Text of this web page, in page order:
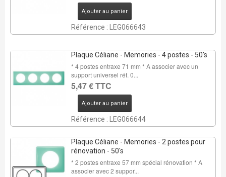
Ajouter au panier
Référence : LEG066643
Plaque Céliane - Memories - 4 postes - 50's
* 4 postes entraxe 71 mm * A associer avec un
support universel réf. 0...
5,47 € TTC
Ajouter au panier
Référence : LEG066644
Plaque Céliane - Memories - 2 postes pour
rénovation - 50's
* 2 postes entraxe 57 mm spécial rénovation * A
associer avec 2 suppor...